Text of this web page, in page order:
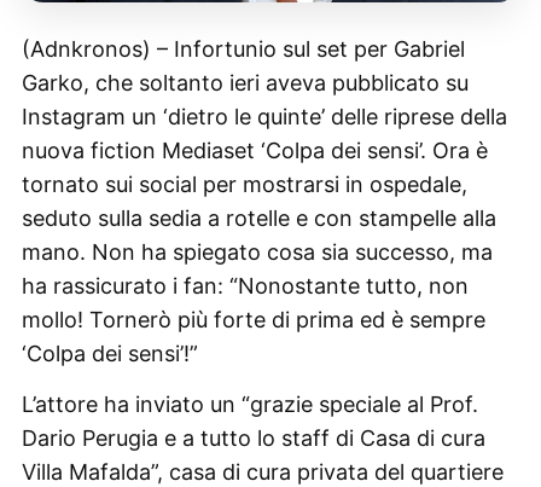
(Adnkronos) – Infortunio sul set per Gabriel
Garko, che soltanto ieri aveva pubblicato su
Instagram un ‘dietro le quinte’ delle riprese della
nuova fiction Mediaset ‘Colpa dei sensi’. Ora è
tornato sui social per mostrarsi in ospedale,
seduto sulla sedia a rotelle e con stampelle alla
mano. Non ha spiegato cosa sia successo, ma
ha rassicurato i fan: “Nonostante tutto, non
mollo! Tornerò più forte di prima ed è sempre
‘Colpa dei sensi’!”
L’attore ha inviato un “grazie speciale al Prof.
Dario Perugia e a tutto lo staff di Casa di cura
Villa Mafalda”, casa di cura privata del quartiere